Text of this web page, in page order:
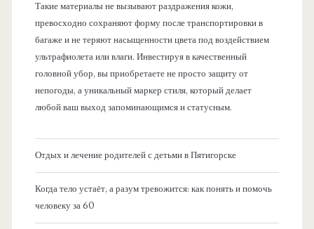
Такие материалы не вызывают раздражения кожи,
превосходно сохраняют форму после транспортировки в
багаже и не теряют насыщенности цвета под воздействием
ультрафиолета или влаги. Инвестируя в качественный
головной убор, вы приобретаете не просто защиту от
непогоды, а уникальный маркер стиля, который делает
любой ваш выход запоминающимся и статусным.
Отдых и лечение родителей с детьми в Пятигорске
Когда тело устаёт, а разум тревожится: как понять и помочь
человеку за 60